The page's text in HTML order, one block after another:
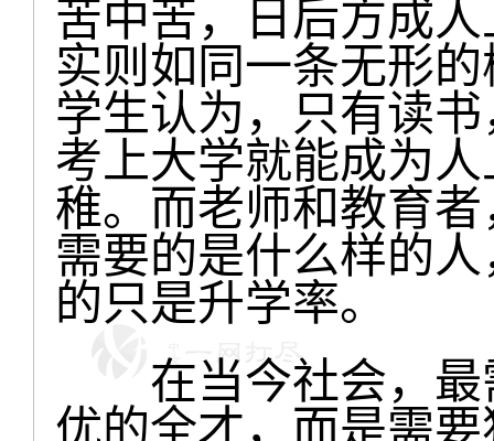
苦中苦，日后方成
实则如同一条无形
学生认为，只有读
考上大学就能成为
稚。而老师和教育
需要的是什么样的
的只是升学率。
在当今社会，最
优的全才，而是需